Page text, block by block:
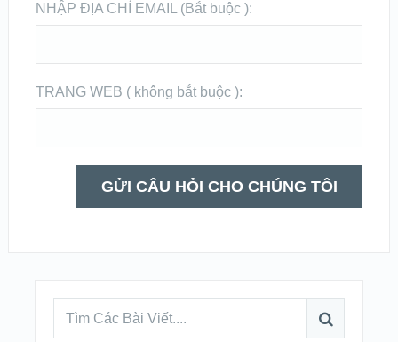
NHẬP ĐỊA CHỈ EMAIL (Bắt buộc ):
TRANG WEB ( không bắt buộc ):